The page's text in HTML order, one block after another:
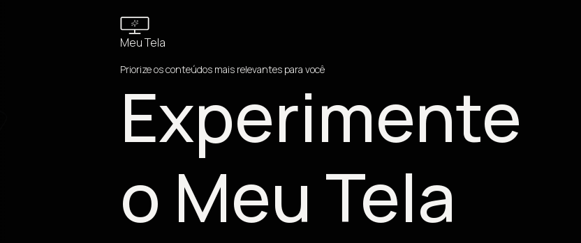
Meu Tela
Priorize os conteúdos mais relevantes para você
Experimente
o Meu Tela